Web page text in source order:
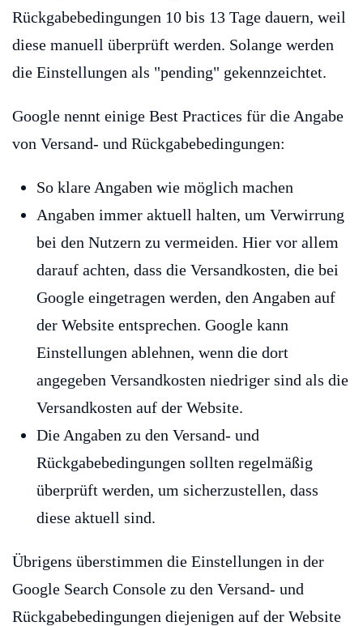
Rückgabebedingungen 10 bis 13 Tage dauern, weil
diese manuell überprüft werden. Solange werden
die Einstellungen als "pending" gekennzeichtet.
Google nennt einige Best Practices für die Angabe
von Versand- und Rückgabebedingungen:
So klare Angaben wie möglich machen
Angaben immer aktuell halten, um Verwirrung
bei den Nutzern zu vermeiden. Hier vor allem
darauf achten, dass die Versandkosten, die bei
Google eingetragen werden, den Angaben auf
der Website entsprechen. Google kann
Einstellungen ablehnen, wenn die dort
angegeben Versandkosten niedriger sind als die
Versandkosten auf der Website.
Die Angaben zu den Versand- und
Rückgabebedingungen sollten regelmäßig
überprüft werden, um sicherzustellen, dass
diese aktuell sind.
Übrigens überstimmen die Einstellungen in der
Google Search Console zu den Versand- und
Rückgabebedingungen diejenigen auf der Website